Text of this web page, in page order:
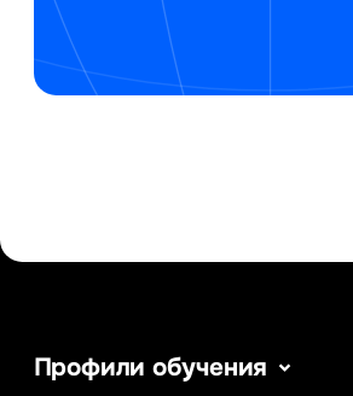
Профили обучения